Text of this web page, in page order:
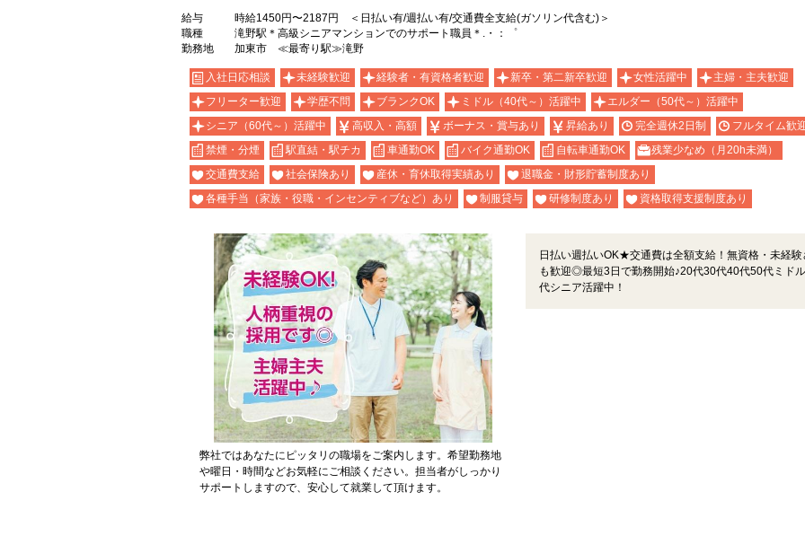
給与
時給1450円〜2187円 ＜日払い有/週払い有/交通費全支給(ガソリン代含む)＞
職種
滝野駅＊高級シニアマンションでのサポート職員＊.・：゜
勤務地
加東市 ≪最寄り駅≫滝野
入社日応相談 未経験歓迎 経験者・有資格者歓迎 新卒・第二新卒歓迎 女性活躍中
主婦・主夫歓迎
フリーター歓迎
学歴不問 ブランクOK ミドル（40代～）活躍中
エルダー（50代～）活躍中
シニア（60代～）活躍中
高収入・高額 ボーナス・賞与あり 昇給あり 完全週休2日制
フルタイム歓
禁煙・分煙
駅直結・駅チカ 車通勤OK バイク通勤OK 自転車通勤OK
残業少なめ（月20h未満）
交通費支給
社会保険あり 産休・育休取得実績あり
退職金・財形貯蓄制度あり
各種手当（家族・役職・インセンティブなど）あり
制服貸与 研修制度あり 資格取得支援制度あり
弊社ではあなたにピッタリの職場をご案内します。希望勤務地
や曜日・時間などお気軽にご相談ください。担当者がしっかり
サポートしますので、安心して就業して頂けます。
日払い週払いOK★交通費は全額支給！無資格・未経験
も歓迎◎最短3日で勤務開始♪20代30代40代50代ミド
代シニア活躍中！